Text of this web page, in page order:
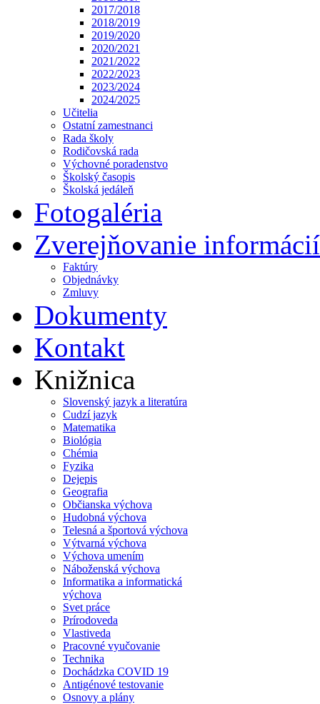
2017/2018
2018/2019
2019/2020
2020/2021
2021/2022
2022/2023
2023/2024
2024/2025
Učitelia
Ostatní zamestnanci
Rada školy
Rodičovská rada
Výchovné poradenstvo
Školský časopis
Školská jedáleň
Fotogaléria
Zverejňovanie informácií
Faktúry
Objednávky
Zmluvy
Dokumenty
Kontakt
Knižnica
Slovenský jazyk a literatúra
Cudzí jazyk
Matematika
Biológia
Chémia
Fyzika
Dejepis
Geografia
Občianska výchova
Hudobná výchova
Telesná a športová výchova
Výtvarná výchova
Výchova umením
Náboženská výchova
Informatika a informatická
výchova
Svet práce
Prírodoveda
Vlastiveda
Pracovné vyučovanie
Technika
Dochádzka COVID 19
Antigénové testovanie
Osnovy a plány